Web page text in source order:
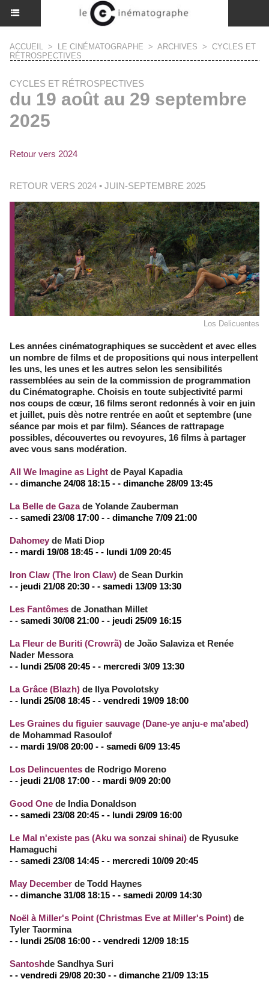
ACCUEIL > LE CINÉMATOGRAPHE > ARCHIVES > CYCLES ET
RÉTROSPECTIVES
CYCLES ET RÉTROSPECTIVES
du 19 août au 29 septembre
2025
Retour vers 2024
RETOUR VERS 2024 • JUIN-SEPTEMBRE 2025
Los Delicuentes
Les années cinématographiques se succèdent et avec elles
un nombre de films et de propositions qui nous interpellent
les uns, les unes et les autres selon les sensibilités
rassemblées au sein de la commission de programmation
du Cinématographe. Choisis en toute subjectivité parmi
nos coups de cœur, 16 films seront redonnés à voir en juin
et juillet, puis dès notre rentrée en août et septembre (une
séance par mois et par film). Séances de rattrapage
possibles, découvertes ou revoyures, 16 films à partager
avec vous sans modération.
All We Imagine as Light de Payal Kapadia
- - dimanche 24/08 18:15 - - dimanche 28/09 13:45
La Belle de Gazade Yolande Zauberman
- - samedi 23/08 17:00 - - dimanche 7/09 21:00
Dahomey de Mati Diop
- - mardi 19/08 18:45 - - lundi 1/09 20:45
Iron Claw (The Iron Claw) de Sean Durkin
- - jeudi 21/08 20:30 - - samedi 13/09 13:30
Les Fantômes de Jonathan Millet
- - samedi 30/08 21:00 - - jeudi 25/09 16:15
La Fleur de Buriti (Crowrã) de João Salaviza et Renée
Nader Messora
- - lundi 25/08 20:45 - - mercredi 3/09 13:30
La Grâce (Blazh) de Ilya Povolotsky
- - lundi 25/08 18:45 - - vendredi 19/09 18:00
Les Graines du figuier sauvage (Dane-ye anju-e ma'abed)
de Mohammad Rasoulof
- - mardi 19/08 20:00 - - samedi 6/09 13:45
Los Delincuentes de Rodrigo Moreno
- - jeudi 21/08 17:00 - - mardi 9/09 20:00
Good One de India Donaldson
- - samedi 23/08 20:45 - - lundi 29/09 16:00
Le Mal n'existe pas (Aku wa sonzai shinai) de Ryusuke
Hamaguchi
- - samedi 23/08 14:45 - - mercredi 10/09 20:45
May December de Todd Haynes
- - dimanche 31/08 18:15 - - samedi 20/09 14:30
Noël à Miller's Point (Christmas Eve at Miller's Point) de
Tyler Taormina
- - lundi 25/08 16:00 - - vendredi 12/09 18:15
Santoshde Sandhya Suri
- - vendredi 29/08 20:30 - - dimanche 21/09 13:15